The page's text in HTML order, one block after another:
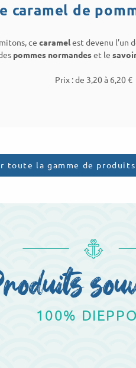
caramel de
ce caramelest devenu l’un
pommes normandeset le
Prix : de 3,20 à 6,20 €
toute la gamme de produits
100%